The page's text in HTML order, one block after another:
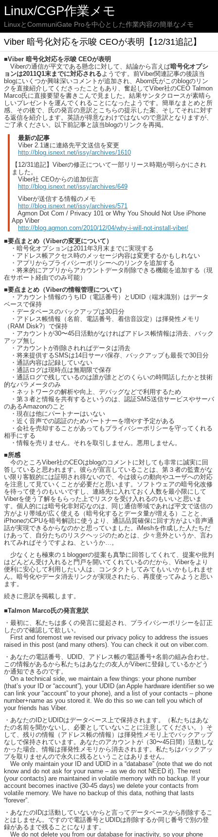
Linux/CGP作業メモ
LinuxとCommuniGate Proを中心とした作業内容の簡単なメモ
Viber 暗号化対応を示唆 CEOが表明【12/31追記】
■Viber 暗号化対応を示唆 CEOが表明
Viberの通信が平文である懸念に対して、結論から言えば暗号化オプシ
ョンは2011Q1末までに対応されるようです。前Viber関連記事の後該当
blogにいくつか興味深いコメントが追加され、Aborn氏がこのblogのリン
クを直接紹介してくださったこともあり、奮起してViber社のCEO Talmon
Marco氏に直接要望を書きこんで見ました。結果サンタクロースが素晴ら
しいプレゼントを運んでくれることになったようです。簡単なまとめと所
感、その後で、氏の発言の意訳とこちらの提示した案、そしてそれに対す
る返信を紹介します。英語が得意なわけではないので意訳となりますが、
ご了承ください。以下前記事と該当blogのリンクを再掲。
最新の記事
Viber 2.1遂に連絡先平文送信を変更
http://blog.isnext.net/issy/archives/1610
【12/31追記】Viberの修正について一部リリース時期が明らかにされ
ました。
Viber社 CEOからの追加伝言
http://blog.isnext.net/issy/archives/649
Viberが送信する情報のメモ
http://blog.isnext.net/issy/archives/571
Agmon Dot Com / Privacy 101 or Why You Should Not Use iPhone
App Viber
http://blog.agmon.com/2010/12/04/why-i-will-not-install-viber/
■要点まとめ（Viberの変更について）
・暗号化オプションは2011年3月末までに実現する
・アドレス帳アクセス時のメッセージ内容は変更するかもしれない
・アプリからプライバシーポリシーへのリンクを追加する
・将来的にアプリからアカウントデータ削除できる機能を追加する（現
在サポート経由でのみ可能）
■要点まとめ（Viberの情報管理について）
・アカウント情報のうちID（電話番号）とUDID（端末識別）はデータ
ベースで保持
・データベースのバックアップは30日分
・アドレス帳情報（名前、電話番号、着信音設定）は揮発性メモリ
（RAM Disk?）で保持
・アカウントが30〜45日活動がなければアドレス帳情報は消去、バック
アップ無し
・アカウントが削除されればデータは消去
・将来提供するSMSは14日サーバ保存、バックアップも最長で30日分
・通話内容は記録していない
・通話ログは現時点は無期限で保存
・通話ログで残しているのは誰が誰とどのくらいの時間話したかと技術
的なパラメータのみ
・ネットワークの解析や向上、デバッグなどで利用するため
・第３者と情報を共有するというのは、認証SMS送信サービスやサーバ
のあるAmazonのこと
・現在は他にパートナーはいない
・近く音声での認証のためパートナーを増やす予定がある
・会社を売却することがあってもプライバシーポリシーを守ってくれる
相手にする
・情報を売りません。それを取引しません。悪用しません。
■所感
今のところViber社のCEOはblogのコメントに対しても非常に誠実に回
答していると思われます。彼らが宣言していることは、第３者の監査がな
い限り客観的には証明され得ないので、今は彼らの動向やユーザへの対応
を注意して見ていくことが必要だと思います。ソフトウェアの暗号化改修
を待って使うのもいいですし、連絡先に入れておく人数を最小限にして
Viberを使う了解をもらった上でリスクを受け入れるのもいいと思いま
す。個人的には暗号化非対応なのは、同じ通信帯域であれば平文で送信の
方がより帯域が広く使える（暗号化するとデータ量が増える）ことと、
iPhoneのCPUを暗号解読に使うより、通話品質確保に回す方がよい音声通
話が実現できるからなのかと思っていました。iMeshを作成した人たちだ
けあって、自分たちのリスクヘッジのためとは、少々意外というか、言わ
れてみればそうですよね、というか…。
少なくとも極東の１bloggerの提案も真摯に回答してくれて、提案や批判
はどんどん受け入れると門戸を開いてくれているのだから、Viberをより
便利に安心して利用したい人は、コンタクトしてみてもいいかもしれませ
ん。暗号化やデータ消去リンクが実現されたら、再度使ってみようと思い
ます。
続きに意訳を掲載します。
■Talmon Marco氏の発言意訳
・最初に、私たちは多くの発言に提起され、プライバシーポリシーを訂正
したので確認して欲しい。
First and foremost we revised our privacy policy to address the issues
raised in this post (and many others). You can check it out on viber.com.
・あなたの電話番号、UDID、アドレス帳の電話番号+名前の組み合わせ。
この情報があるから私たちはあなたの友人がViberに登録しているかどう
か通知できるのです。
On a technical side, we maintain a few things: your phone number
(that’s your ID or “account”), your UDID (an Apple hardware identifier so we
can link your “account” to your phone), and a list of your contacts – phone
number+name as you stored it. We do this so we can tell you which of
your friends has Viber.
・あなたのIDとUDIDはデータベース上で保持されます。（私たちはあな
たの名前を聞かないし、必要としていないことに注意してください。）そ
して、残りの情報（アドレス帳の情報）は揮発性メモリ上でバックアップ
なしで保持されています。あなたのアカウントが（30〜45日間）活動しな
かった場合、情報は揮発性メモリから消去されます。私たちはバックアッ
プを取りませんので永久に残るということはありません。
We only maintain your ID and UDID in a “database” (note that we do not
know and do not ask for your name – as we do not NEED it). The rest
(your contacts) are maintained in volatile memory with no backup. If your
account becomes inactive (30-45 days) we delete your contacts from
volatile memory. We have no backup of this data, nothing that lasts
“forever”.
・あなたのIDは活動していないからと言ってデータベースから削除するこ
とはしません。ですので電話番号とUDIDは削除するか同じ番号で別の登
録があるまで残ることになります。
We do not delete you from our database for inactivity, so your phone